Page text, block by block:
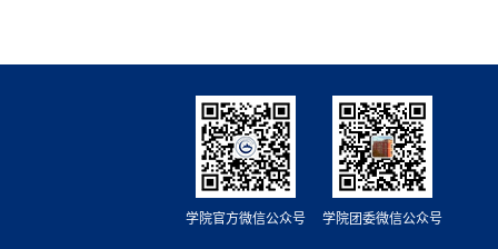
学院官方微信公众号 学院团委微信公众号